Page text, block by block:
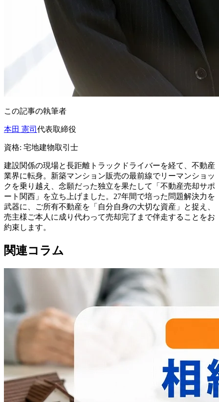
この記事の執筆者
本田 憲司 代表取締役
資格: 宅地建物取引士
建設関係の現場と長距離トラックドライバーを経て、不動産
業界に転身。新築マンション販売の最前線でリーマンショッ
クを乗り越え、念願だった独立を果たして「不動産売却サポ
ート関西」を立ち上げました。27年間で培った問題解決力を
武器に、ご所有不動産を「自分自身の大切な資産」と捉え、
売主様ご本人に成り代わって売却完了まで伴走することをお
約束します。
関連コラム